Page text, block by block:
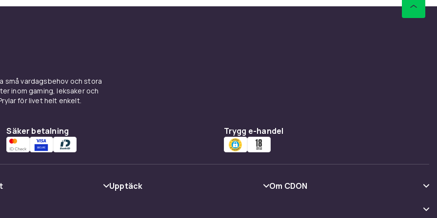
inga märken.
Denna klass sätts på begagnade
Produkten är fullt testad och fungerar
av exempelvis slitage, ålder och tidigare
vid tillverkning, innebär det inte att de är
små vardagsbehov och stora
inom gaming, leksaker och
för livet helt enkelt.
Säker betalning Trygg e-handel
Upptäck
Om CDON